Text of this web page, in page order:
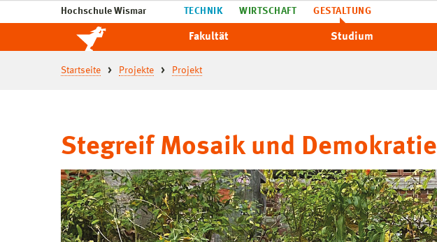
Hochschule Wismar TECHNIK WIRTSCHAFT GESTALTUNG
Fakultät Studium
Startseite Projekte Projekt
Stegreif Mosaik und Demokratie